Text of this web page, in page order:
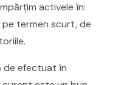
activele în:
termen scurt, de
de efectuat în